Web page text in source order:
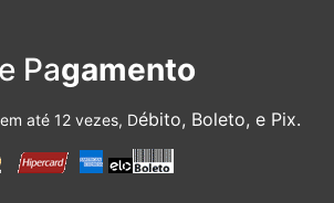
Pagamento
até 12 vezes, Débito, Boleto, e Pix.